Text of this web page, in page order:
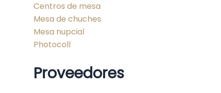
Centros de mesa
Mesa de chuches
Mesa nupcial
Photocoll
Proveedores